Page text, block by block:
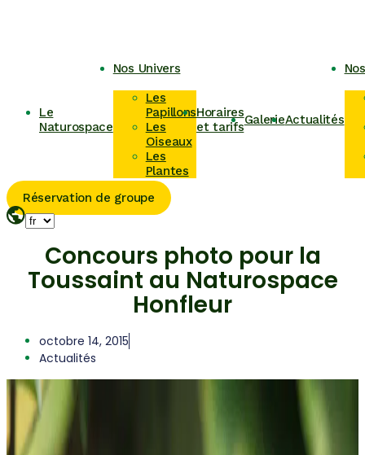
Le
Naturospace
Nos Univers
Les
Papillons
Les
Oiseaux
Les
Plantes
Horaires
et tarifsGalerieActualités
Réservation de groupe
Concours photo pour la
Toussaint au Naturospace
Honfleur
octobre 14, 2015
Actualités